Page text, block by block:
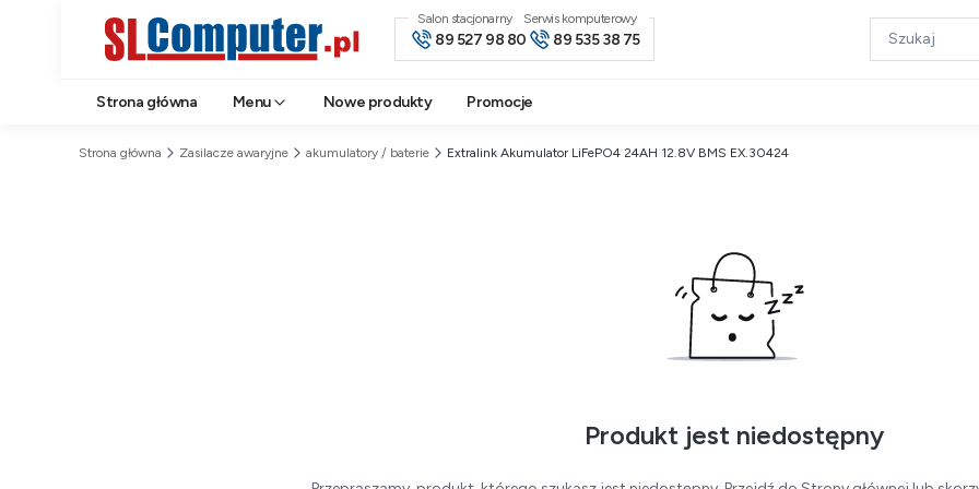
Salon stacjonarny
89 527 98 80 89 535 38 75
Strona główna Menu Nowe produkty Promocje
Strona główna Zasilacze awaryjne akumulatory / baterie Extralink Akumulator LiFePO4 24AH 12.8V BMS EX.30424
Produkt jest niedostępny